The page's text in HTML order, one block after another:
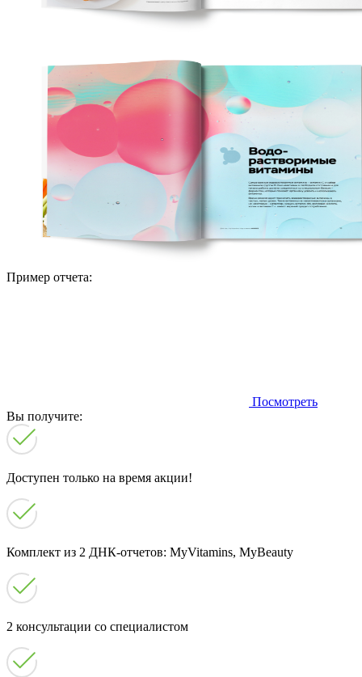
Пример отчета:
Посмотреть
Вы получите:
Доступен только на время акции!
Комплект из 2 ДНК-отчетов: MyVitamins, MyBeauty
2 консультации со специалистом